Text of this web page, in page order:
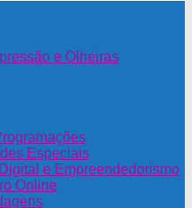
e Olheiras
Especiais
e Empreendedorismo
Online